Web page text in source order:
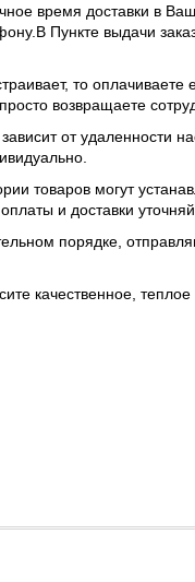
время доставки в
Пункте выдачи
то
возвращаете
от удаленности
товаров могут
и доставки
порядке,
качественное,